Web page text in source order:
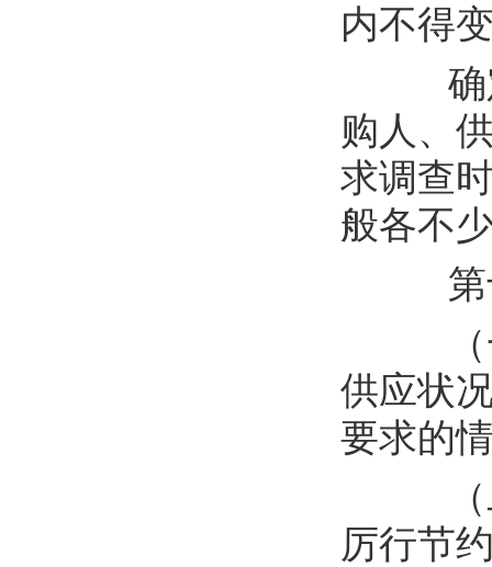
内不得
购人、
求调查
般各不
供应状
要求的
厉行节